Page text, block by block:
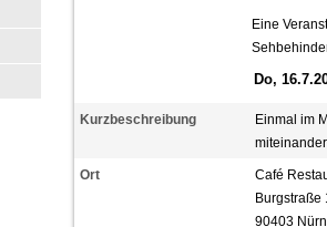
Eine
Do,
Kurzbeschreibung
Einmal im
Ort
Café
Burgstraße
90403